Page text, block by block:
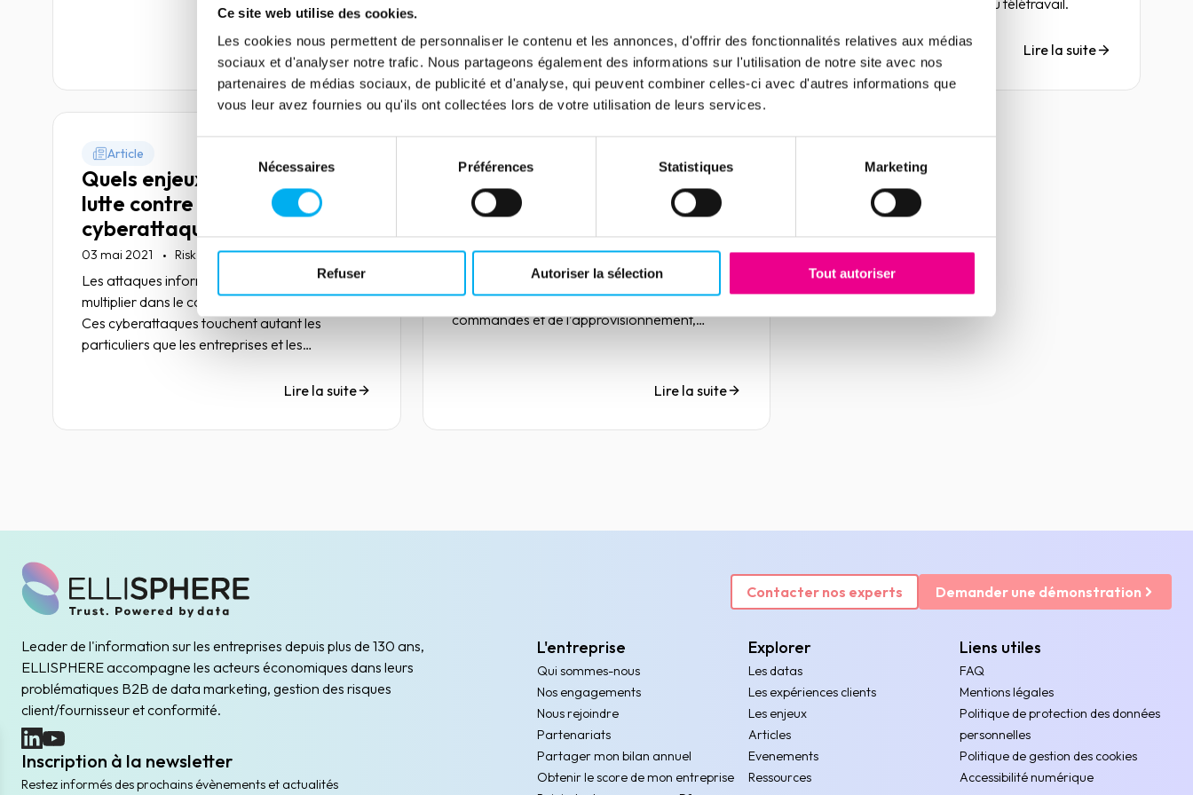
Ce site web utilise des cookies.
Les cookies nous permettent de personnaliser le contenu et les annonces, d'offrir des fonctionnalités relatives aux médias
sociaux et d'analyser notre trafic. Nous partageons également des informations sur l'utilisation de notre site avec nos
partenaires de médias sociaux, de publicité et d'analyse, qui peuvent combiner celles-ci avec d'autres informations que
vous leur avez fournies ou qu'ils ont collectées lors de votre utilisation de leurs services.
consentement
Nécessaires Préférences Statistiques Marketing
Refuser Autoriser la sélection Tout autoriser
Lire la suite
d'aujourd'hui et de demain en BtoB.Lire la suite
pouce dans l'organisation du télétravail.
Lire la suite
Article
Quels enjeux autour de la
lutte contre les
cyberattaques ?
03 mai 2021 Risk management
Les attaques informatiques ne cessent de se
multiplier dans le contexte de la crise sanitaire.
Ces cyberattaques touchent autant les
particuliers que les entreprises et les
Lire la suite
Entreprises : comment gérer
la crise ?
Depuis de nombreuses semaines, les
conséquences du coronavirus se font sentir
sur l’économie mondiale. Baisse des
commandes et de l’approvisionnement,
pour la pérennité des entreprises.Lire la suite
Contacter nos experts Demander une démonstration
Leader de l'information sur les entreprises depuis plus de 130 ans,
ELLISPHERE accompagne les acteurs économiques dans leurs
problématiques B2B de data marketing, gestion des risques
client/fournisseur et conformité.
(nouvelle fenêtre)
(nouvelle fenêtre)
Inscription à la newsletter
Restez informés des prochains évènements et actualités
L'entreprise
Qui sommes-nous
Nos engagements
Nous rejoindre
Partenariats
Partager mon bilan annuel
Obtenir le score de mon entreprise
Explorer
Les datas
Les expériences clients
Les enjeux
Articles
Evenements
Ressources
Liens utiles
FAQ
Mentions légales
Politique de protection des données
personnelles
Politique de gestion des cookies
Accessibilité numérique